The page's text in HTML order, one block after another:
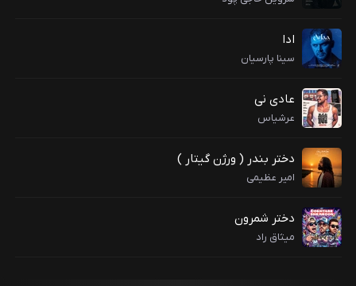
ادا
سینا پارسیان
عادی نی
عرشیاس
دختر بندر ( ورژن گیتار )
امیر عظیمی
دختر شمرون
میثاق راد